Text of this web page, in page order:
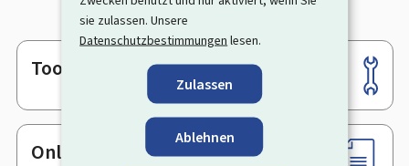
sie zulassen. Unsere
Datenschutzbestimmungen lesen.
Zulassen
Ablehnen
Footer
Tools
Online-Dienste & Formulare